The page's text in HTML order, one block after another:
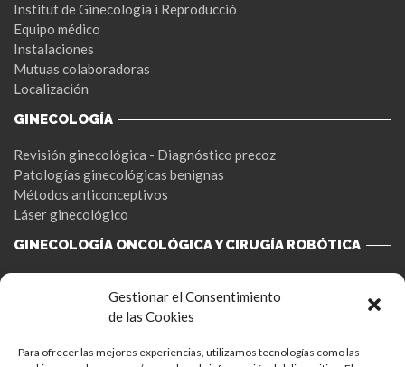
Gestionar el Consentimiento
de las Cookies
Para ofrecer las mejores experiencias, utilizamos tecnologías como las
Institut de Ginecologia i Reproducció
Equipo médico
Instalaciones
Mutuas colaboradoras
Localización
GINECOLOGÍA
Revisión ginecológica - Diagnóstico precoz
Patologías ginecológicas benignas
Métodos anticonceptivos
Láser ginecológico
GINECOLOGÍA ONCOLÓGICA Y CIRUGÍA ROBÓTICA
Cáncer de cuello uterino
Cáncer de endometrio
Cirugía robótica